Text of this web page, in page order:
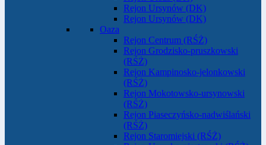
Rejon Ursynów (DK)
Rejon Ursynów (DK)
Oaza
Rejon Centrum (RŚŻ)
Rejon Grodzisko-pruszkowski
(RŚŻ)
Rejon Kampinosko-jelonkowski
(RŚŻ)
Rejon Mokotowsko-ursynowski
(RŚŻ)
Rejon Piaseczyńsko-nadwiślański
(RŚŻ)
Rejon Staromiejski (RŚŻ)